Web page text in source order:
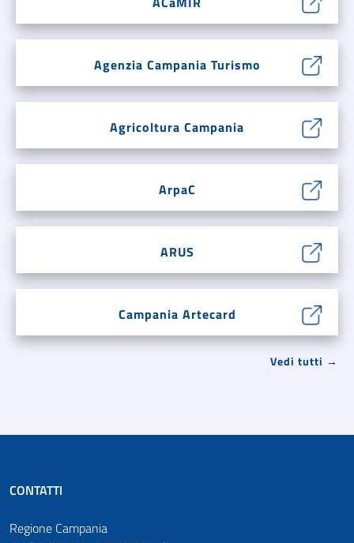
Agenzia Campania Turismo
Agricoltura Campania
ArpaC
ARUS
Campania Artecard
Vedi tutti →
CONTATTI
Regione Campania